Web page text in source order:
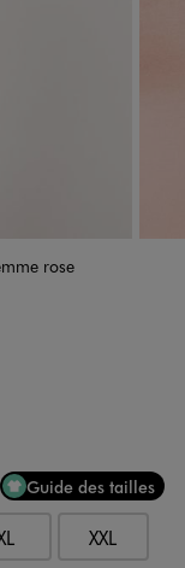
rose
Guide des tailles
XXL